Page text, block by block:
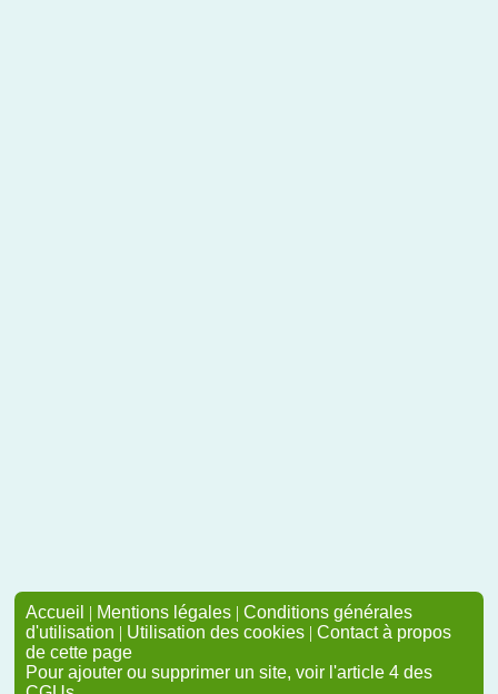
Accueil | Mentions légales | Conditions générales
d'utilisation | Utilisation des cookies | Contact à propos
de cette page
Pour ajouter ou supprimer un site, voir l'article 4 des